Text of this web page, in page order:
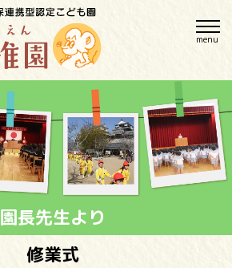
園長先生より
修業式
menu